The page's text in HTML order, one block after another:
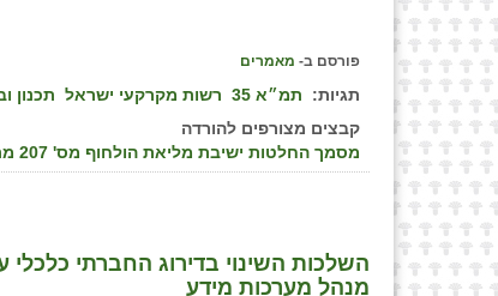
פורסם ב- מאמרים
תגיות: תמ״א 35 רשות מקרקעי ישראל תכנון
קבצים מצורפים להורדה
מסמך החלטות ישיבת מליאת הולחוף מס' 207 מתאריך י"ח תמוז בתשפ"ד 24.7.2024
השלכות השינוי בדירוג החברתי כלכלי
מנהל מערכות מידע